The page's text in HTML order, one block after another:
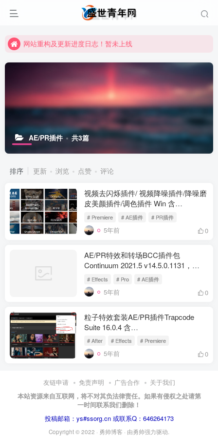
网站重构及更新进度日志！暂未上线
网站重构及更新进度日志！暂未上线
AE/PR插件 共3篇
排序 更新 浏览 点赞 评论
视频去闪烁插件/ 视频降噪插件/降噪磨
皮美颜插件/调色插件 Win 含
Twixtor/Flicker/RSMB！
# Premiere # AE插件 # PR插件
5年前 0
AE/PR特效和转场BCC插件包
Continuum 2021.5 v14.5.0.1131，
Win！
# Effects # Pro # AE插件
5年前 0
粒子特效套装AE/PR插件Trapcode
Suite 16.0.4 含
Particular/Form/Shine/Starglow/3D
Stroke等！
# After # Effects # Premiere
5年前 0
友链申请 免责声明 广告合作
关于我们
本站资源来自互联网，将不对其负法律责任。如果有侵权之处请第
一时间联系我们删除！
投稿邮箱：ys#ssorg.cn 或联系Q：646264173
Copyright © 2022 · 勇帅博客 · 由勇帅强力驱动.